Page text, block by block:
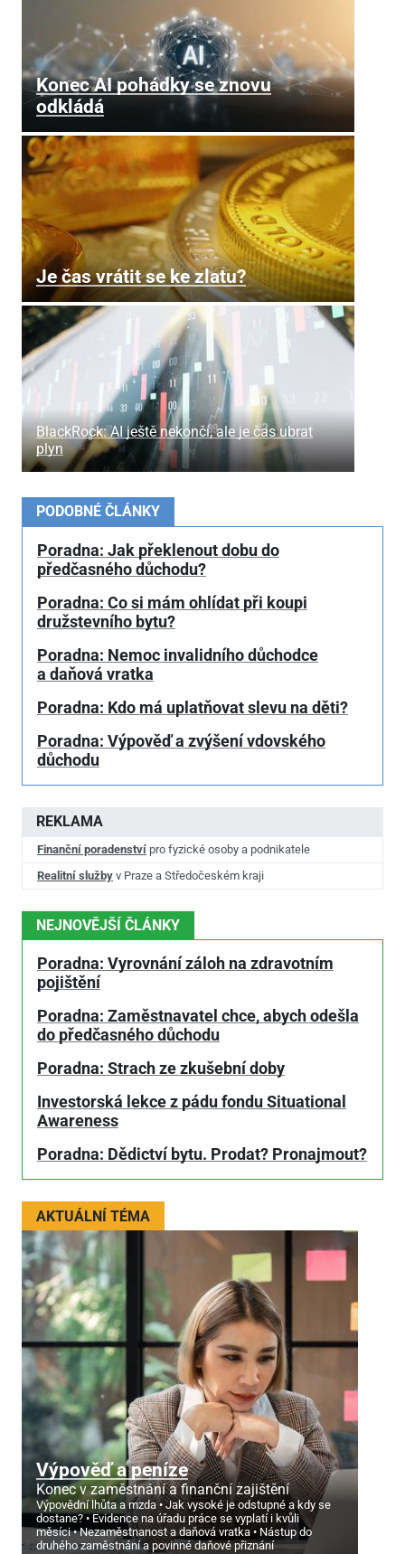
Konec AI pohádky se znovu
odkládá
Je čas vrátit se ke zlatu?
BlackRock: AI ještě nekončí, ale je čas ubrat
plyn
REKLAMA
Finanční poradenství pro fyzické osoby a podnikatele
Realitní služby v Praze a Středočeském kraji
NEJNOVĚJŠÍ ČLÁNKY
Poradna: Vyrovnání záloh na zdravotním
pojištění
Poradna: Zaměstnavatel chce, abych odešla
do předčasného důchodu
Poradna: Strach ze zkušební doby
Investorská lekce z pádu fondu Situational
Awareness
Poradna: Dědictví bytu. Prodat? Pronajmout?
AKTUÁLNÍ TÉMA
Výpověď a peníze
Konec v zaměstnání a finanční zajištění
Výpovědní lhůta a mzda
Jak vysoké je odstupné a kdy se
dostane?
Evidence na úřadu práce se vyplatí i kvůli
měsíci
Nezaměstnanost a daňová vratka
Nástup do
druhého zaměstnání a povinné daňové přiznání
PODOBNÉ ČLÁNKY
Poradna: Jak překlenout dobu do
předčasného důchodu?
Poradna: Co si mám ohlídat při koupi
družstevního bytu?
Poradna: Nemoc invalidního důchodce
a daňová vratka
Poradna: Kdo má uplatňovat slevu na děti?
Poradna: Výpověď a zvýšení vdovského
důchodu